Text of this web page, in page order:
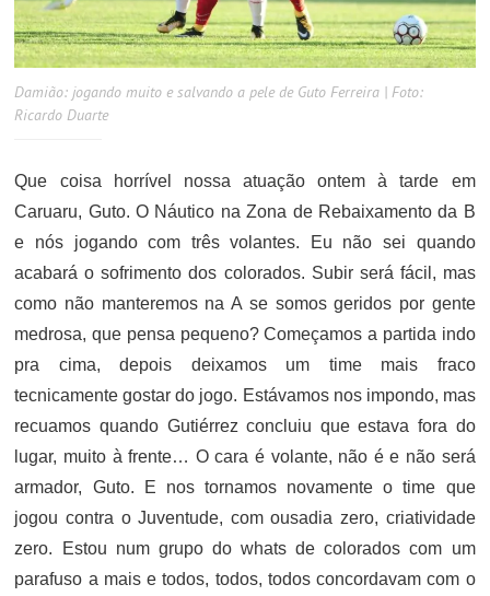
Damião: jogando muito e salvando a pele de Guto Ferreira | Foto:
Ricardo Duarte
Que coisa horrível nossa atuação ontem à tarde em
Caruaru, Guto. O Náutico na Zona de Rebaixamento da B
e nós jogando com três volantes. Eu não sei quando
acabará o sofrimento dos colorados. Subir será fácil, mas
como não manteremos na A se somos geridos por gente
medrosa, que pensa pequeno? Começamos a partida indo
pra cima, depois deixamos um time mais fraco
tecnicamente gostar do jogo. Estávamos nos impondo, mas
recuamos quando Gutiérrez concluiu que estava fora do
lugar, muito à frente… O cara é volante, não é e não será
armador, Guto. E nos tornamos novamente o time que
jogou contra o Juventude, com ousadia zero, criatividade
zero. Estou num grupo do whats de colorados com um
parafuso a mais e todos, todos, todos concordavam com o